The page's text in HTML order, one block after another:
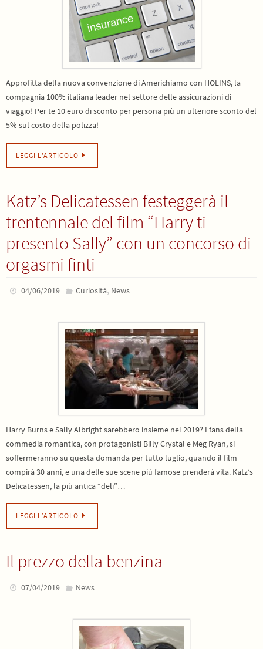
Approfitta della nuova convenzione di Americhiamo con HOLINS, la
compagnia 100% italiana leader nel settore delle assicurazioni di
viaggio! Per te 10 euro di sconto per persona più un ulteriore sconto del
5% sul costo della polizza!
LEGGI L’ARTICOLO
Katz’s Delicatessen festeggerà il
trentennale del film “Harry ti
presento Sally” con un concorso di
orgasmi finti
04/06/2019 Curiosità, News
Harry Burns e Sally Albright sarebbero insieme nel 2019? I fans della
commedia romantica, con protagonisti Billy Crystal e Meg Ryan, si
soffermeranno su questa domanda per tutto luglio, quando il film
compirà 30 anni, e una delle sue scene più famose prenderà vita. Katz’s
Delicatessen, la più antica “deli”…
LEGGI L’ARTICOLO
Il prezzo della benzina
07/04/2019 News